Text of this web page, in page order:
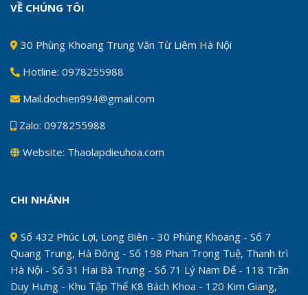
VỀ CHÚNG TÔI
30 Phùng Khoang Trung Văn Từ Liêm Hà Nội
Hotline: 0978255988
Mail.dochien994@gmail.com
Zalo: 0978255988
Website: Thaolapdieuhoa.com
CHI NHÁNH
Số 432 Phúc Lợi, Long Biên - 30 Phùng Khoang - Số 7
Quang Trung, Hà Đông - Số 198 Phan Trọng Tuệ, Thanh trì
Hà Nội - Số 31 Hai Bà Trưng - Số 71 Lý Nam Đế - 118 Trần
Duy Hưng - Khu Tập Thể K8 Bách Khoa - 120 Kim Giang,